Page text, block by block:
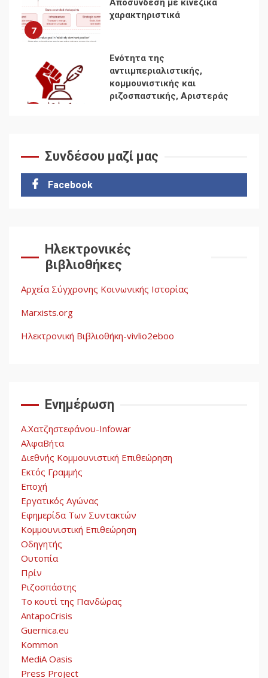
7
Αποσύνδεση με κινεζικά
χαρακτηριστικά
Ενότητα της
αντιιμπεριαλιστικής,
κομμουνιστικής και
ριζοσπαστικής, Αριστεράς
2
Για την απόφαση του 4ου
Documento: Η μεγάλη
ληστεία και ο έλεγχος των
λαών
Η ένδεια της σοσιαλιστικής
Απουσία Ιστορικής
5
Αυγή: Μαρξισμός και Εθνική
Απελευθέρωση
Συνδέσου μαζί μας
Facebook
Ηλεκτρονικές
βιβλιοθήκες
Αρχεία Σύγχρονης Κοινωνικής Ιστορίας
Marxists.org
Ηλεκτρονική Βιβλιοθήκη-vivlio2eboo
Ενημέρωση
Α.Χατζηστεφάνου-Infowar
ΑλφαΒήτα
Διεθνής Κομμουνιστική Επιθεώρηση
Εκτός Γραμμής
Εποχή
Εργατικός Αγώνας
Εφημερίδα Των Συντακτών
Κομμουνιστική Επιθεώρηση
Οδηγητής
Ουτοπία
Πρίν
Ριζοσπάστης
Το κουτί της Πανδώρας
AntapoCrisis
Guernica.eu
Kommon
MediA Oasis
Press Project